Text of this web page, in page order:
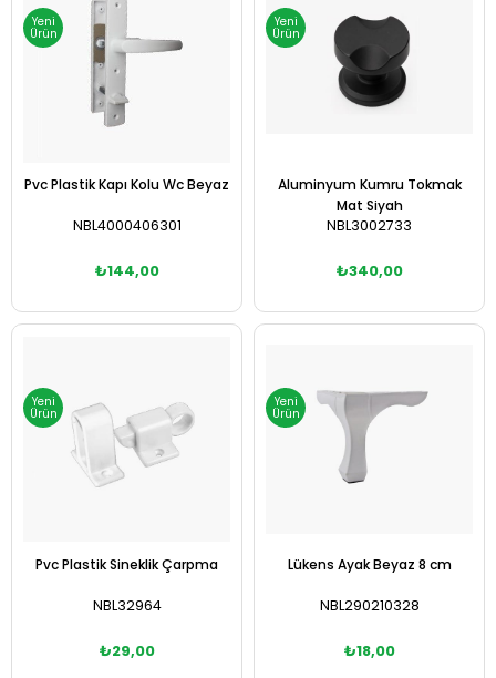
Pvc Plastik Kapı Kolu Wc Beyaz
NBL4000406301
₺144,00
Yeni
Ürün
Aluminyum Kumru Tokmak
Mat Siyah
NBL3002733
₺340,00
Yeni
Ürün
Pvc Plastik Sineklik Çarpma
NBL32964
₺29,00
Yeni
Ürün
Lükens Ayak Beyaz 8 cm
NBL290210328
₺18,00
Yeni
Ürün